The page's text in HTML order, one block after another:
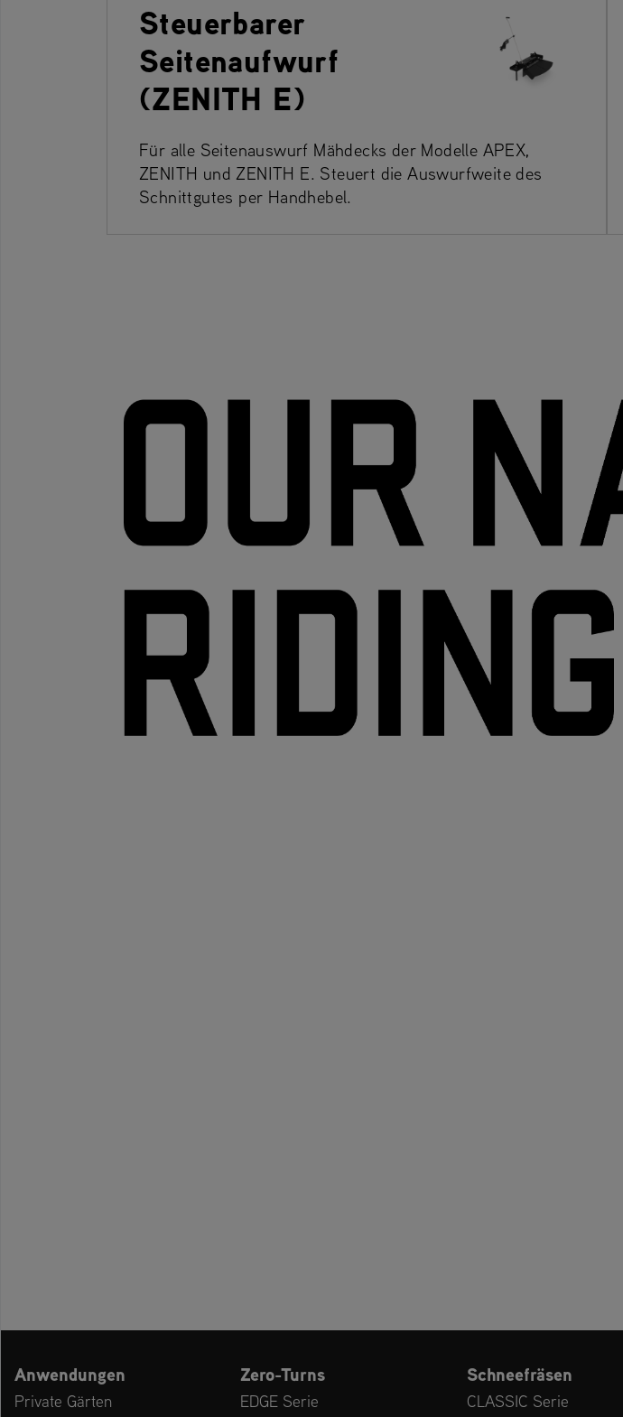
Steuerbarer
Seitenaufwurf
(ZENITH E)
Für alle Seitenauswurf Mähdecks der Modelle APEX,
ZENITH und ZENITH E. Steuert die Auswurfweite des
Schnittgutes per Handhebel.
Anwendungen
Private Gärten
Zero-Turns
EDGE Serie
Schneefräsen
CLASSIC Serie